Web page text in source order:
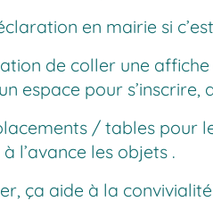
en mairie si
de coller une
espace pour
/ tables pour
l’avance les objets .
ça aide à la